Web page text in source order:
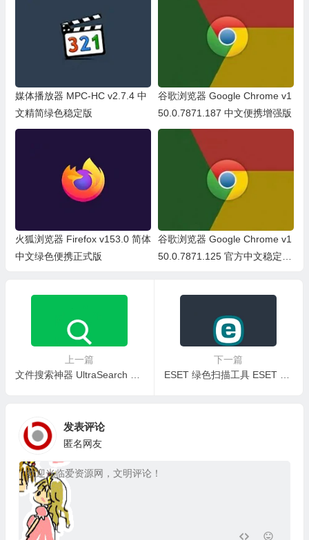
媒体播放器 MPC-HC v2.7.4 中
文精简绿色稳定版
谷歌浏览器 Google Chrome v1
50.0.7871.187 中文便携增强版
火狐浏览器 Firefox v153.0 简体
中文绿色便携正式版
谷歌浏览器 Google Chrome v1
50.0.7871.125 官方中文稳定
上一篇
下一篇
发表评论
匿名网友